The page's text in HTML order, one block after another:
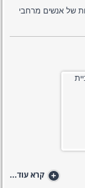
של אנשים מרחבי
+ קרא עוד...